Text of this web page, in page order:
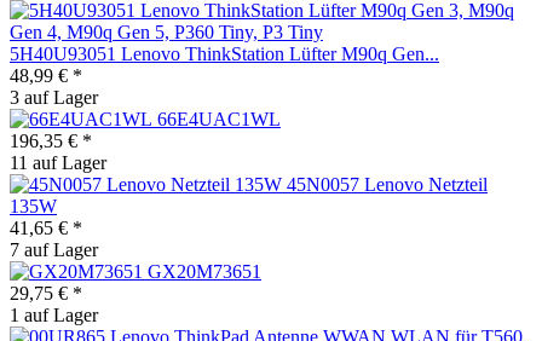
5H40U93051 Lenovo ThinkStation Lüfter M90q Gen...
48,99 € *
3 auf Lager
66E4UAC1WL
196,35 € *
11 auf Lager
45N0057 Lenovo Netzteil
135W
41,65 € *
7 auf Lager
GX20M73651
29,75 € *
1 auf Lager